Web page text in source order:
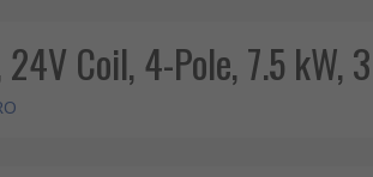
Coil, 4-Pole, 7.5 kW,